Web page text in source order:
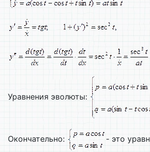
Уравнения эволюты:
Окончательно:
- это